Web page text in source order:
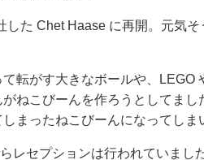
した Chet Haase に再開。元気
転がす大きなボールや、LEGO
ねこびーんを作ろうとしてまし
まったねこびーんになってしま
レセプションは行われていまし